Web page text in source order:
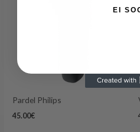
Pardel Philips
45.00€
EI